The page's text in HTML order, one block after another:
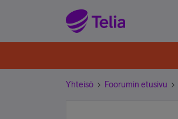
Yhteisö Foorumin etusivu